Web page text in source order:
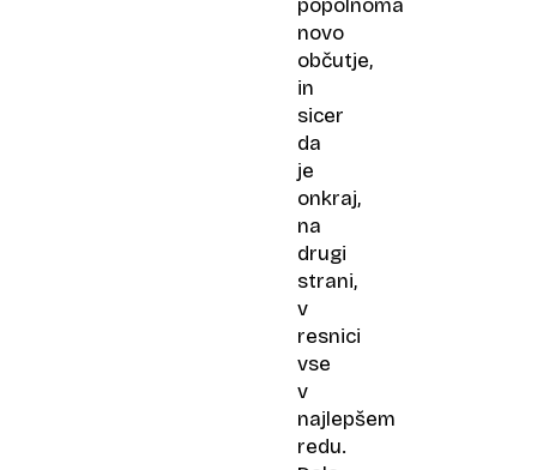
popolnoma
novo
občutje,
in
sicer
da
je
onkraj,
na
drugi
strani,
v
resnici
vse
v
najlepšem
redu.